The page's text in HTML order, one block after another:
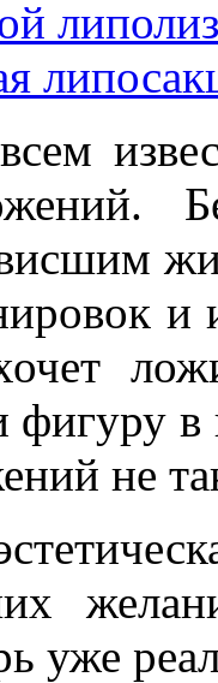
липолиз
фигуру
не
уже